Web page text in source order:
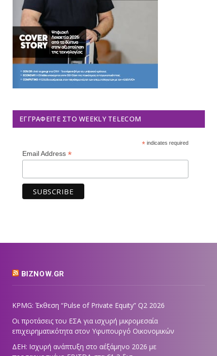
ΕΓΓΡΑΦΕΊΤΕ ΣΤΟ WEEKLY TELECOM
*indicates required
Email Address *
BIZNOW.GR
KPMG: Έκθεση “Pulse of Private Equity” Q2 2026
Οι προτάσεις του ΕΣΑ για ισχυρή μικρομεσαία
επιχειρηματικότητα στον Υφυπουργό Οικονομικών
ΔΕΗ: Ισχυρή ανάπτυξη στο α΄εξάμηνο 2026 με